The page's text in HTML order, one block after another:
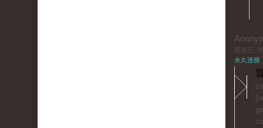
星期三,
永久连接